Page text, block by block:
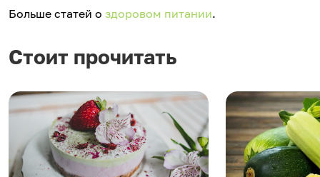
Больше статей о здоровом питании.
Стоит прочитать